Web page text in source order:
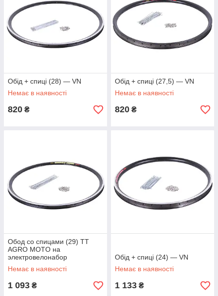
Обід + спиці (28) — VN
Немає в наявності
820 ₴
Обід + спиці (27,5) — VN
Немає в наявності
820 ₴
Обод со спицами (29) TT
AGRO MOTO на
электровелонабор
Немає в наявності
1 093 ₴
Обід + спиці (24) — VN
Немає в наявності
1 133 ₴